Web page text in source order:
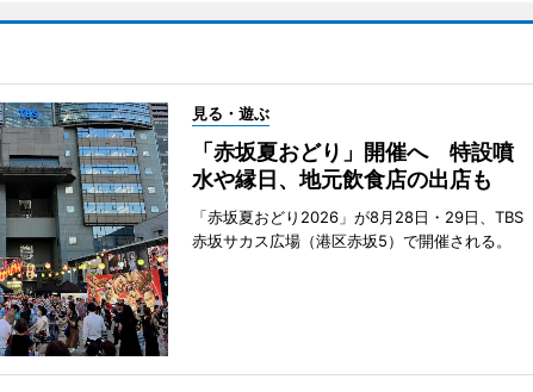
見る・遊ぶ
「赤坂夏おどり」開催へ 特設噴
水や縁日、地元飲食店の出店も
「赤坂夏おどり2026」が8月28日・29日、TBS
赤坂サカス広場（港区赤坂5）で開催される。